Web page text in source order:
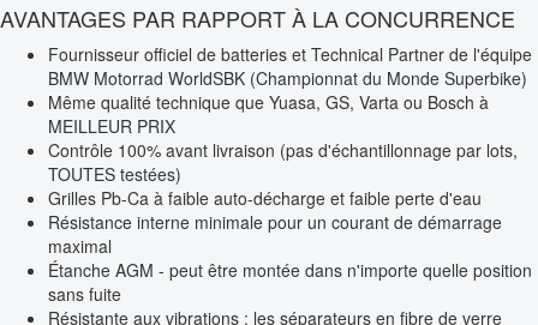
AVANTAGES PAR RAPPORT À LA CONCURRENCE
Fournisseur officiel de batteries et Technical Partner de l'équipe
BMW Motorrad WorldSBK (Championnat du Monde Superbike)
Même qualité technique que Yuasa, GS, Varta ou Bosch à
MEILLEUR PRIX
Contrôle 100% avant livraison (pas d'échantillonnage par lots,
TOUTES testées)
Grilles Pb-Ca à faible auto-décharge et faible perte d'eau
Résistance interne minimale pour un courant de démarrage
maximal
Étanche AGM - peut être montée dans n'importe quelle position
sans fuite
Résistante aux vibrations : les séparateurs en fibre de verre